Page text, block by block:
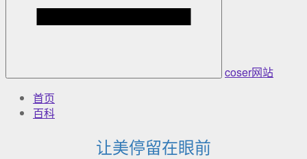
coser网站
首页
百科
让美停留在眼前